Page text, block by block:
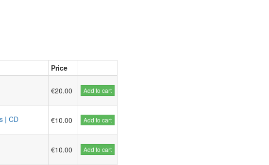
Price
€20.00 Add to cart
| CD €10.00 Add to cart
€10.00 Add to cart